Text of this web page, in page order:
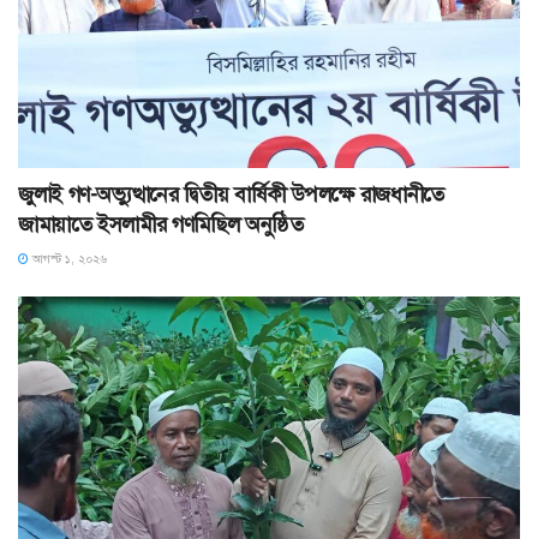
জুলাই গণ-অভ্যুত্থানের দ্বিতীয় বার্ষিকী উপলক্ষে রাজধানীতে
জামায়াতে ইসলামীর গণমিছিল অনুষ্ঠিত
আগস্ট ১, ২০২৬